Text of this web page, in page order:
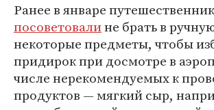
Ранее в январе
посоветовалине брать в
некоторые предметы, чтобы
придирок при досмотре в
числе нерекомендуемых к
продуктов — мягкий сыр,